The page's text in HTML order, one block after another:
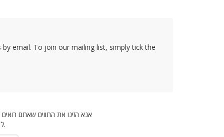
email. To join our mailing list, simply tick the
אנא הזינו את התווים שאתם
למנוע פתיחת פניות שלא לצורך.